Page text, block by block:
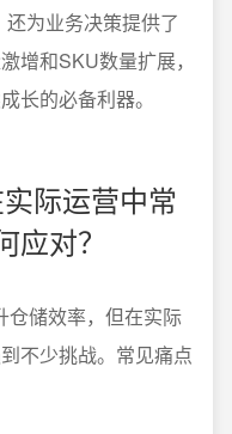
为业务决策提供了
增和SKU数量扩展，
长的必备利器。
际运营中常
应对？
仓储效率，但在实际
不少挑战。常见痛点